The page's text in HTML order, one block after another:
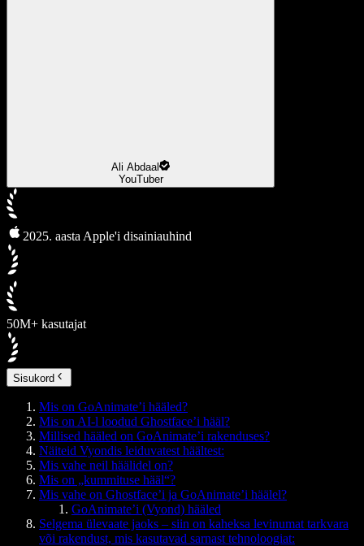
Ali Abdaal
YouTuber
2025. aasta Apple'i disainiauhind
50M+ kasutajat
Sisukord
Mis on GoAnimate’i hääled?
Mis on AI-l loodud Ghostface’i hääl?
Millised hääled on GoAnimate’i rakenduses?
Näiteid Vyondis leiduvatest häältest:
Mis vahe neil häälidel on?
Mis on „kummituse hääl“?
Mis vahe on Ghostface’i ja GoAnimate’i häälel?
GoAnimate’i (Vyond) hääled
Selgema ülevaate jaoks – siin on kaheksa levinumat tarkvara
või rakendust, mis kasutavad sarnast tehnoloogiat: